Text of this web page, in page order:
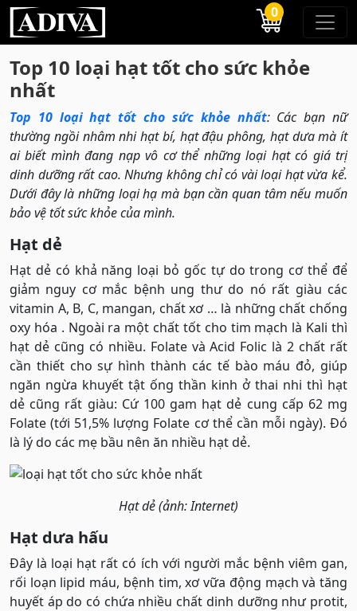
0
Top 10 loại hạt tốt cho sức khỏe
nhất
Top 10 loại hạt tốt cho sức khỏe nhất: Các bạn nữ
thường ngồi nhâm nhi hạt bí, hạt đậu phông, hạt dưa mà ít
ai biết mình đang nạp vô cơ thể những loại hạt có giá trị
dinh dưỡng rất cao. Nhưng không chỉ có vài loại hạt vừa kể.
Dưới đây là những loại hạ mà bạn cần quan tâm nếu muốn
bảo vệ tốt sức khỏe của mình.
Hạt dẻ
Hạt dẻ có khả năng loại bỏ gốc tự do trong cơ thể để
giảm nguy cơ mắc bệnh ung thư do nó rất giàu các
vitamin A, B, C, mangan, chất xơ … là những chất chống
oxy hóa . Ngoài ra một chất tốt cho tim mạch là Kali thì
hạt dẻ cũng có nhiều. Folate và Acid Folic là 2 chất rất
cần thiết cho sự hình thành các tế bào máu đỏ, giúp
ngăn ngừa khuyết tật ống thần kinh ở thai nhi thì hạt
dẻ cũng rất giàu: Cứ 100 gam hạt dẻ cung cấp 62 mg
Folate (tới 51,5% lượng Folate cơ thể cần mỗi ngày). Đó
là lý do các mẹ bầu nên ăn nhiều hạt dẻ.
Hạt dẻ (ảnh: Internet)
Hạt dưa hấu
Đây là loại hạt rất có ích với người mắc bệnh viêm gan,
rối loạn lipid máu, bệnh tim, xơ vữa động mạch và tăng
huyết áp do có chứa nhiều chất dinh dưỡng như protit,